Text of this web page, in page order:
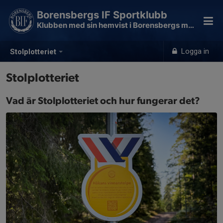
Stolplotteriet Logga in
Borensbergs IF Sportklubb
Klubben med sin hemvist i Borensbergs motionsspår
Stolplotteriet
Vad är Stolplotteriet och hur fungerar det?